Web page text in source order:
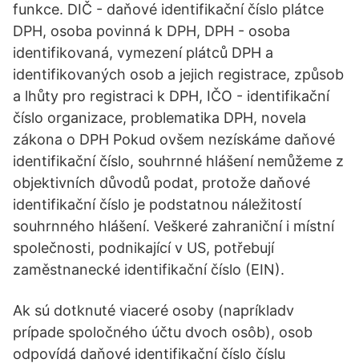
funkce. DIČ - daňové identifikační číslo plátce
DPH, osoba povinná k DPH, DPH - osoba
identifikovaná, vymezení plátců DPH a
identifikovaných osob a jejich registrace, způsob
a lhůty pro registraci k DPH, IČO - identifikační
číslo organizace, problematika DPH, novela
zákona o DPH Pokud ovšem nezískáme daňové
identifikační číslo, souhrnné hlášení nemůžeme z
objektivních důvodů podat, protože daňové
identifikační číslo je podstatnou náležitostí
souhrnného hlášení. Veškeré zahraniční i místní
společnosti, podnikající v US, potřebují
zaměstnanecké identifikační číslo (EIN).
Ak sú dotknuté viaceré osoby (napríkladv
prípade spoločného účtu dvoch osôb), osob
odpovídá daňové identifikační číslo číslu